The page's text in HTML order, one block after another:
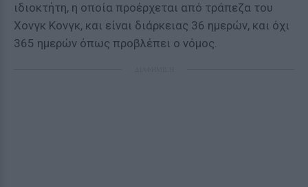
ιδιοκτήτη, η οποία προέρχεται από τράπεζα του
Χονγκ Κονγκ, και είναι διάρκειας 36 ημερών, και όχι
365 ημερών όπως προβλέπει ο νόμος.